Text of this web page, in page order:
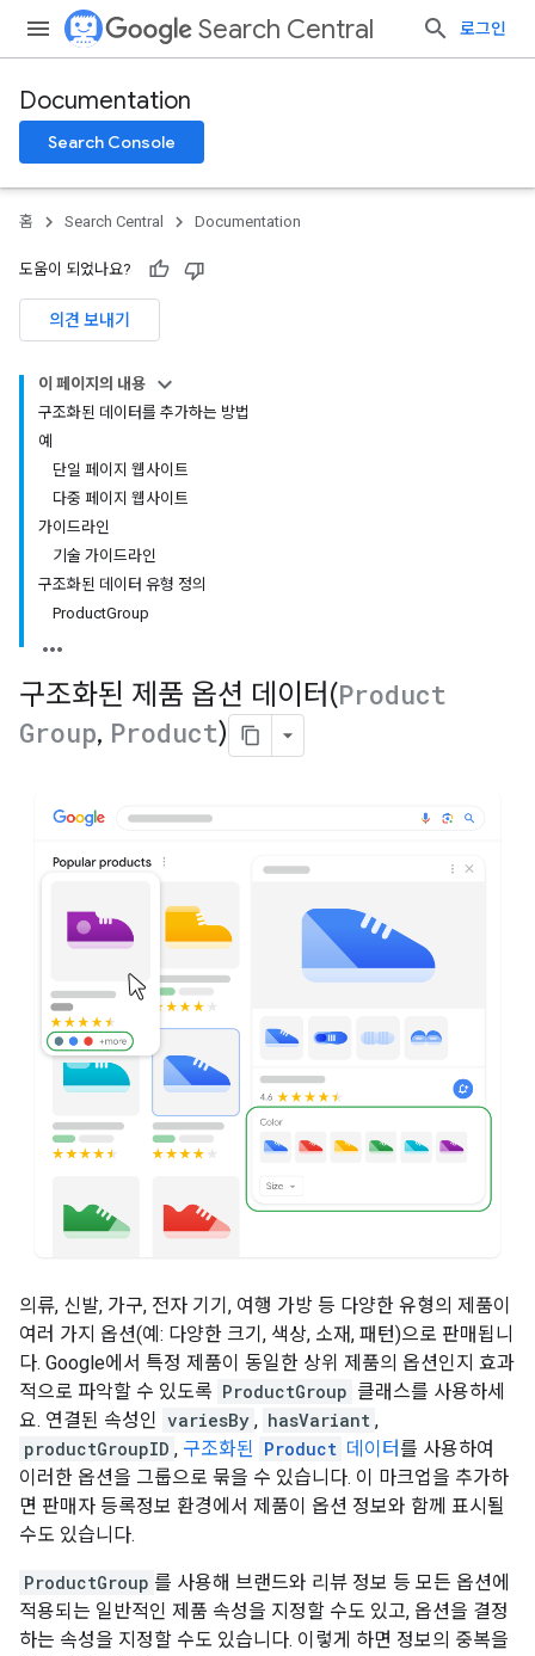
Search Central 로그인
Documentation
Search Console
홈 Search Central Documentation
도움이 되었나요?
의견 보내기
이 페이지의 내용
구조화된 데이터를 추가하는 방법
예
단일 페이지 웹사이트
다중 페이지 웹사이트
가이드라인
기술 가이드라인
구조화된 데이터 유형 정의
ProductGroup
구조화된 제품 옵션 데이터(Product
Group, Product)
의류, 신발, 가구, 전자 기기, 여행 가방 등 다양한 유형의 제품이
여러 가지 옵션(예: 다양한 크기, 색상, 소재, 패턴)으로 판매됩니
다. Google에서 특정 제품이 동일한 상위 제품의 옵션인지 효과
적으로 파악할 수 있도록 ProductGroup 클래스를 사용하세
요. 연결된 속성인 variesBy , hasVariant ,
productGroupID , 구조화된 Product 데이터를 사용하여
이러한 옵션을 그룹으로 묶을 수 있습니다. 이 마크업을 추가하
면 판매자 등록정보 환경에서 제품이 옵션 정보와 함께 표시될
수도 있습니다.
ProductGroup 를 사용해 브랜드와 리뷰 정보 등 모든 옵션에
적용되는 일반적인 제품 속성을 지정할 수도 있고, 옵션을 결정
하는 속성을 지정할 수도 있습니다. 이렇게 하면 정보의 중복을